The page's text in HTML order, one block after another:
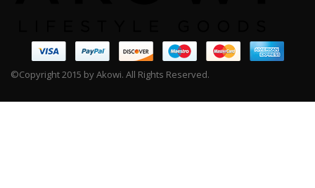
©Copyright 2015 by Akowi. All Rights Reserved.